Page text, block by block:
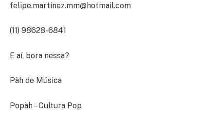
felipe.martinez.mm@hotmail.com
(11) 98628-6841
E aí, bora nessa?
Pàh de Música
Popàh – Cultura Pop